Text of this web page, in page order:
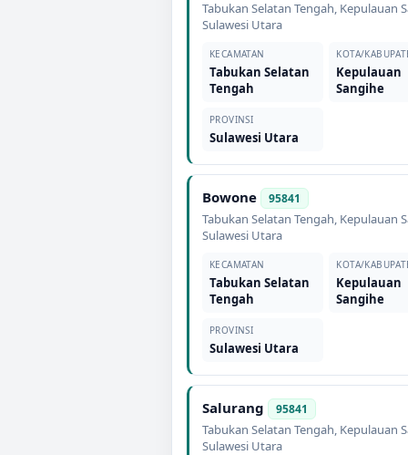
Tabukan Selatan Tengah, Kepulauan
Sulawesi Utara
KECAMATAN
Tabukan Selatan
Tengah
KOTA/
Kepulauan
Sangihe
PROVINSI
Sulawesi Utara
Bowone 95841
Tabukan Selatan Tengah, Kepulauan
Sulawesi Utara
KECAMATAN
Tabukan Selatan
Tengah
KOTA/
Kepulauan
Sangihe
PROVINSI
Sulawesi Utara
Salurang 95841
Tabukan Selatan Tengah, Kepulauan
Sulawesi Utara